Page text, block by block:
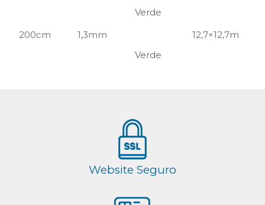
Verde
200cm
1,3mm
Verde
12,7×12,7m
Website Seguro